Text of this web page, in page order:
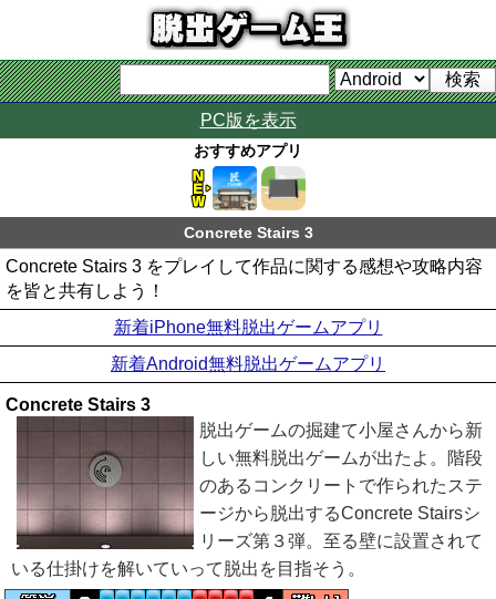
PC版を表示
おすすめアプリ
Concrete Stairs 3
Concrete Stairs 3 をプレイして作品に関する感想や攻略内容
を皆と共有しよう！
新着iPhone無料脱出ゲームアプリ
新着Android無料脱出ゲームアプリ
Concrete Stairs 3
脱出ゲームの掘建て小屋さんから新
しい無料脱出ゲームが出たよ。階段
のあるコンクリートで作られたステ
ージから脱出するConcrete Stairsシ
リーズ第３弾。至る壁に設置されて
いる仕掛けを解いていって脱出を目指そう。